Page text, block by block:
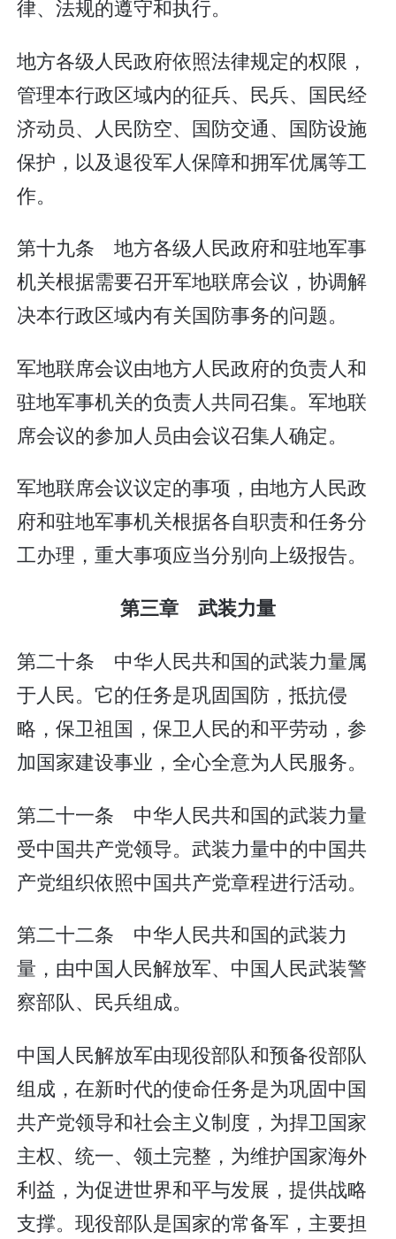
律、法规的遵守和执行。
地方各级人民政府依照法律规定的权限，
管理本行政区域内的征兵、民兵、国民经
济动员、人民防空、国防交通、国防设施
保护，以及退役军人保障和拥军优属等工
作。
第十九条 地方各级人民政府和驻地军事
机关根据需要召开军地联席会议，协调解
决本行政区域内有关国防事务的问题。
军地联席会议由地方人民政府的负责人和
驻地军事机关的负责人共同召集。军地联
席会议的参加人员由会议召集人确定。
军地联席会议议定的事项，由地方人民政
府和驻地军事机关根据各自职责和任务分
工办理，重大事项应当分别向上级报告。
第三章 武装力量
第二十条 中华人民共和国的武装力量属
于人民。它的任务是巩固国防，抵抗侵
略，保卫祖国，保卫人民的和平劳动，参
加国家建设事业，全心全意为人民服务。
第二十一条 中华人民共和国的武装力量
受中国共产党领导。武装力量中的中国共
产党组织依照中国共产党章程进行活动。
第二十二条 中华人民共和国的武装力
量，由中国人民解放军、中国人民武装警
察部队、民兵组成。
中国人民解放军由现役部队和预备役部队
组成，在新时代的使命任务是为巩固中国
共产党领导和社会主义制度，为捍卫国家
主权、统一、领土完整，为维护国家海外
利益，为促进世界和平与发展，提供战略
支撑。现役部队是国家的常备军，主要担